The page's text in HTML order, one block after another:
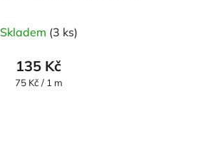
Skladem (3 ks)
135 Kč
Měrná
75 Kč / 1 m